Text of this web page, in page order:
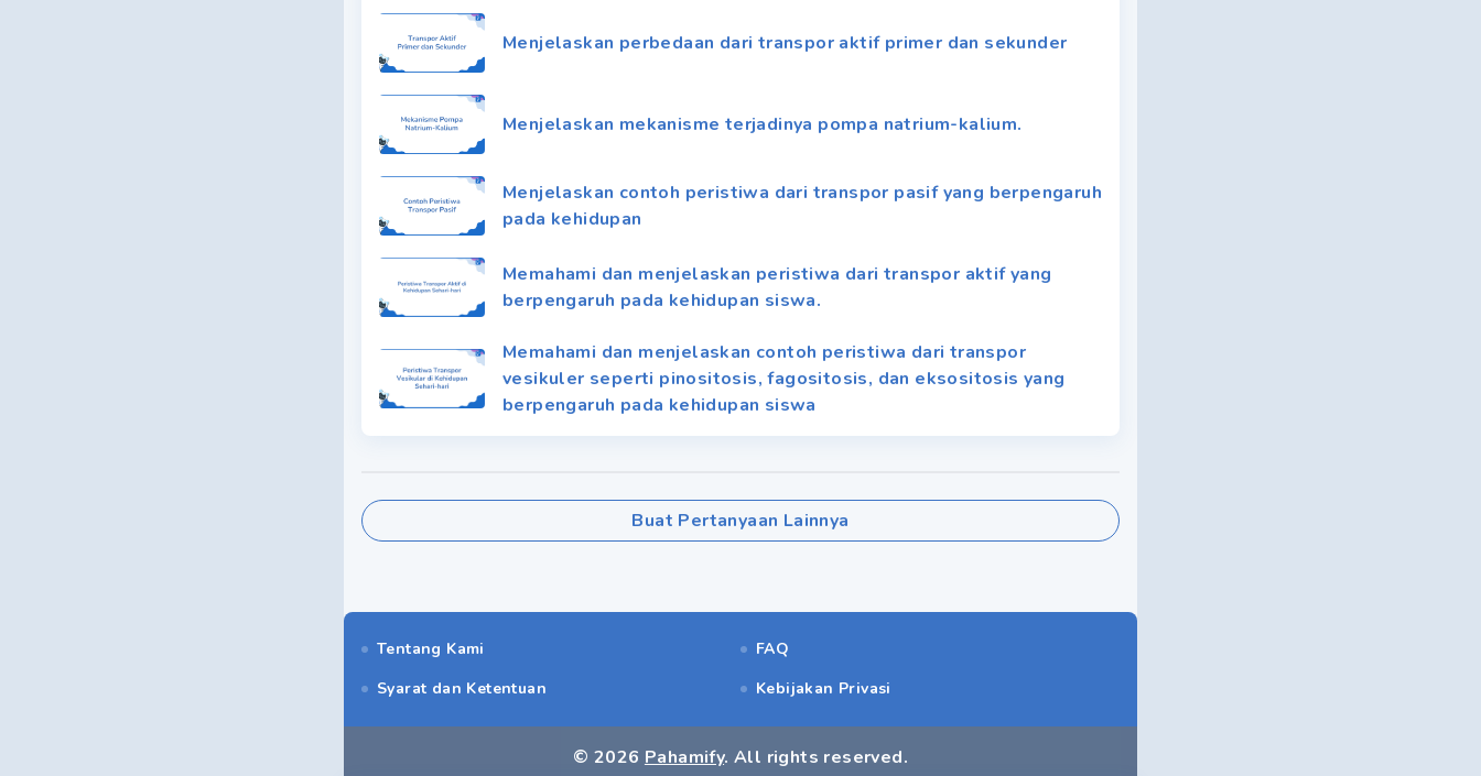
Menjelaskan perbedaan dari transpor aktif primer dan sekunder
Menjelaskan mekanisme terjadinya pompa natrium-kalium.
Menjelaskan contoh peristiwa dari transpor pasif yang berpengaruh
pada kehidupan
Memahami dan menjelaskan peristiwa dari transpor aktif yang
berpengaruh pada kehidupan siswa.
Memahami dan menjelaskan contoh peristiwa dari transpor
vesikuler seperti pinositosis, fagositosis, dan eksositosis yang
berpengaruh pada kehidupan siswa
Buat Pertanyaan Lainnya
Tentang Kami
FAQ
Syarat dan Ketentuan
Kebijakan Privasi
© 2026 Pahamify. All rights reserved.